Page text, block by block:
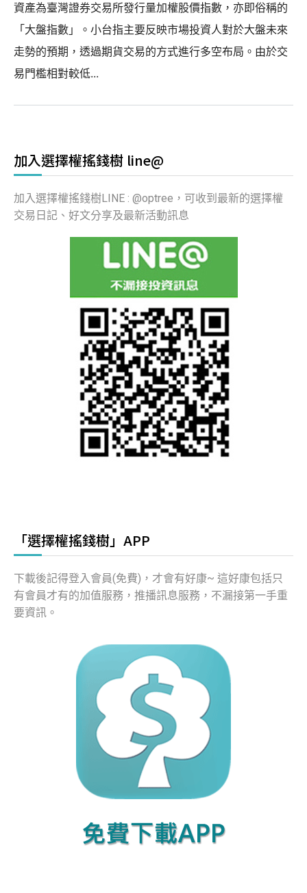
資產為臺灣證券交易所發行量加權股價指數，亦即俗稱的
「大盤指數」。小台指主要反映市場投資人對於大盤未來
走勢的預期，透過期貨交易的方式進行多空布局。由於交
易門檻相對較低...
加入選擇權搖錢樹 line@
加入選擇權搖錢樹LINE : @optree，可收到最新的選擇權
交易日記、好文分享及最新活動訊息
「選擇權搖錢樹」APP
下載後記得登入會員(免費)，才會有好康~ 這好康包括只
有會員才有的加值服務，推播訊息服務，不漏接第一手重
要資訊。